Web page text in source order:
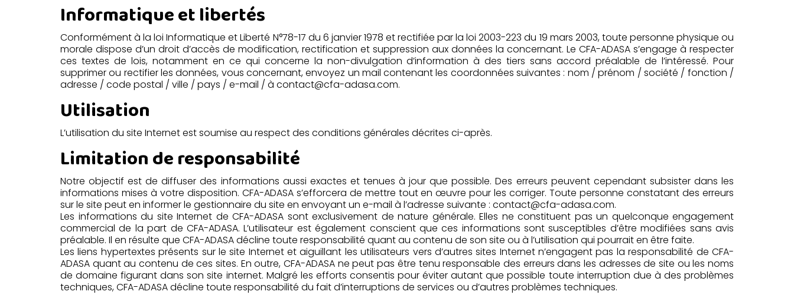
Informatique et libertés
Conformément à la loi Informatique et Liberté N°78-17 du 6 janvier 1978 et rectifiée par la loi 2003-223 du 19 mars 2003, toute personne physique ou
morale dispose d’un droit d’accès de modification, rectification et suppression aux données la concernant. Le CFA-ADASA s’engage à respecter
ces textes de lois, notamment en ce qui concerne la non-divulgation d’information à des tiers sans accord préalable de l’intéressé. Pour
supprimer ou rectifier les données, vous concernant, envoyez un mail contenant les coordonnées suivantes : nom / prénom / société / fonction /
adresse / code postal / ville / pays / e-mail / à contact@cfa-adasa.com.
Utilisation
L’utilisation du site Internet est soumise au respect des conditions générales décrites ci-après.
Limitation de responsabilité
Notre objectif est de diffuser des informations aussi exactes et tenues à jour que possible. Des erreurs peuvent cependant subsister dans les
informations mises à votre disposition. CFA-ADASA s’efforcera de mettre tout en œuvre pour les corriger. Toute personne constatant des erreurs
sur le site peut en informer le gestionnaire du site en envoyant un e-mail à l’adresse suivante : contact@cfa-adasa.com.
Les informations du site Internet de CFA-ADASA sont exclusivement de nature générale. Elles ne constituent pas un quelconque engagement
commercial de la part de CFA-ADASA. L’utilisateur est également conscient que ces informations sont susceptibles d’être modifiées sans avis
préalable. Il en résulte que CFA-ADASA décline toute responsabilité quant au contenu de son site ou à l’utilisation qui pourrait en être faite.
Les liens hypertextes présents sur le site Internet et aiguillant les utilisateurs vers d’autres sites Internet n’engagent pas la responsabilité de CFA-
ADASA quant au contenu de ces sites. En outre, CFA-ADASA ne peut pas être tenu responsable des erreurs dans les adresses de site ou les noms
de domaine figurant dans son site internet. Malgré les efforts consentis pour éviter autant que possible toute interruption due à des problèmes
techniques, CFA-ADASA décline toute responsabilité du fait d’interruptions de services ou d’autres problèmes techniques.